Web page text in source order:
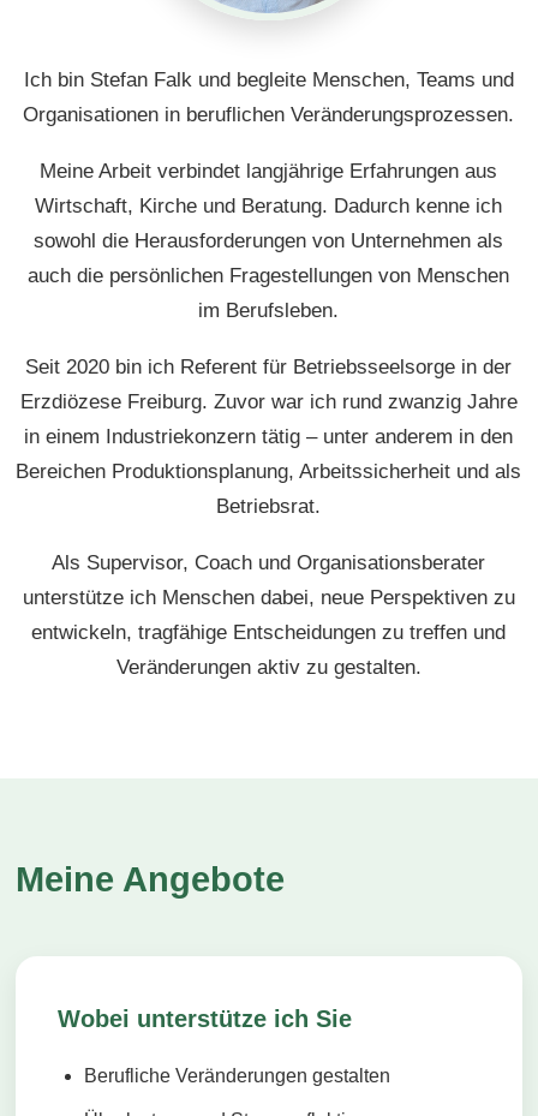
Ich bin Stefan Falk und begleite Menschen, Teams und
Organisationen in beruflichen Veränderungsprozessen.
Meine Arbeit verbindet langjährige Erfahrungen aus
Wirtschaft, Kirche und Beratung. Dadurch kenne ich
sowohl die Herausforderungen von Unternehmen als
auch die persönlichen Fragestellungen von Menschen
im Berufsleben.
Seit 2020 bin ich Referent für Betriebsseelsorge in der
Erzdiözese Freiburg. Zuvor war ich rund zwanzig Jahre
in einem Industriekonzern tätig – unter anderem in den
Bereichen Produktionsplanung, Arbeitssicherheit und als
Betriebsrat.
Als Supervisor, Coach und Organisationsberater
unterstütze ich Menschen dabei, neue Perspektiven zu
entwickeln, tragfähige Entscheidungen zu treffen und
Veränderungen aktiv zu gestalten.
Meine Angebote
Wobei unterstütze ich Sie
Berufliche Veränderungen gestalten